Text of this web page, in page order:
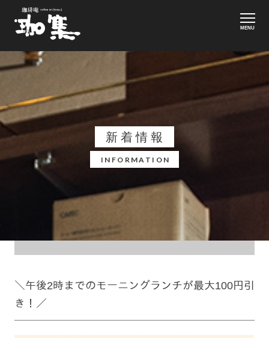
MENU
新着情報
INFORMATION
＼午後2時までのモーニングランチが最大100円引
き！／